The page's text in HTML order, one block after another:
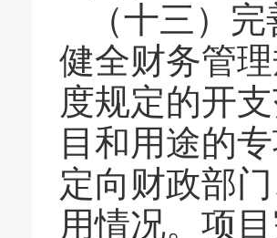
（十三） 完
健全财务管
度规定的开
目和用途的
定向财政部
用情况。项